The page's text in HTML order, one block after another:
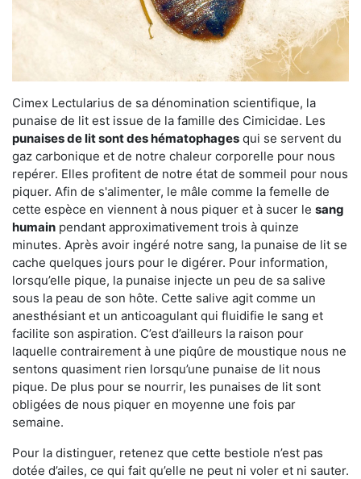
Cimex Lectularius de sa dénomination scientifique, la
punaise de lit est issue de la famille des Cimicidae. Les
punaises de lit sont des hématophages qui se servent du
gaz carbonique et de notre chaleur corporelle pour nous
repérer. Elles profitent de notre état de sommeil pour nous
piquer. Afin de s'alimenter, le mâle comme la femelle de
cette espèce en viennent à nous piquer et à sucer le sang
humain pendant approximativement trois à quinze
minutes. Après avoir ingéré notre sang, la punaise de lit se
cache quelques jours pour le digérer. Pour information,
lorsqu’elle pique, la punaise injecte un peu de sa salive
sous la peau de son hôte. Cette salive agit comme un
anesthésiant et un anticoagulant qui fluidifie le sang et
facilite son aspiration. C’est d’ailleurs la raison pour
laquelle contrairement à une piqûre de moustique nous ne
sentons quasiment rien lorsqu’une punaise de lit nous
pique. De plus pour se nourrir, les punaises de lit sont
obligées de nous piquer en moyenne une fois par
semaine.
Pour la distinguer, retenez que cette bestiole n’est pas
dotée d’ailes, ce qui fait qu’elle ne peut ni voler et ni sauter.